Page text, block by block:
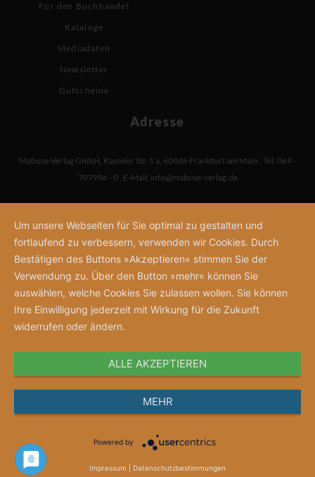
Für den Buchhandel
Kataloge
Mediadaten
Newsletter
Gutscheine
Adresse
Mabuse-Verlag GmbH, Kasseler Str. 1 a, 60486 Frankfurt am Main , Tel: 069 -
707996 - 0 , E-Mail: info@mabuse-verlag.de
Um unsere Webseiten für Sie optimal zu gestalten und
fortlaufend zu verbessern, verwenden wir Cookies. Durch
Bestätigen des Buttons »Akzeptieren« stimmen Sie der
Verwendung zu. Über den Button »mehr« können Sie
auswählen, welche Cookies Sie zulassen wollen. Sie können
Ihre Einwilligung jederzeit mit Wirkung für die Zukunft
widerrufen oder ändern.
ALLE AKZEPTIEREN
MEHR
Powered by
Impressum Datenschutzbestimmungen